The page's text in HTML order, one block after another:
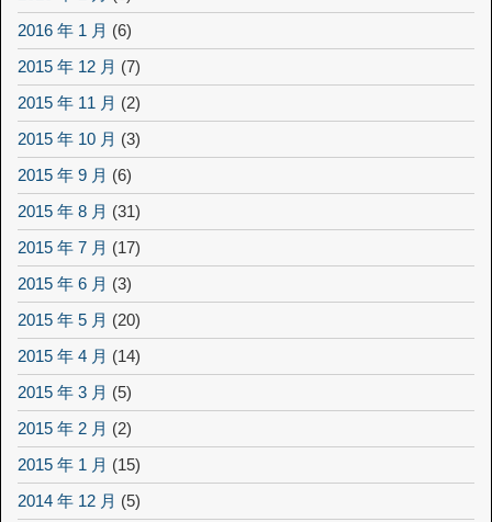
2016 年 1 月 (6)
2015 年 12 月 (7)
2015 年 11 月 (2)
2015 年 10 月 (3)
2015 年 9 月 (6)
2015 年 8 月 (31)
2015 年 7 月 (17)
2015 年 6 月 (3)
2015 年 5 月 (20)
2015 年 4 月 (14)
2015 年 3 月 (5)
2015 年 2 月 (2)
2015 年 1 月 (15)
2014 年 12 月 (5)